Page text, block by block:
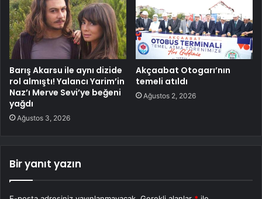
Barış Akarsu ile aynı dizide
rol almıştı! Yalancı Yarim’in
Naz’ı Merve Sevi’ye beğeni
yağdı
Ağustos 3, 2026
Akçaabat Otogarı’nın
temeli atıldı
Ağustos 2, 2026
Bir yanıt yazın